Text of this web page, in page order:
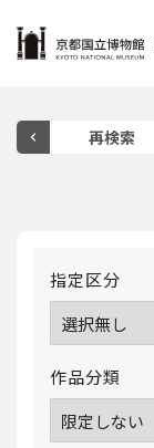
指定区分
作品分類